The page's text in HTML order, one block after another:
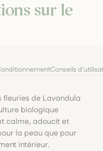
sur le
Conseils
de Lavandula
biologique
calme, adoucit et
la peau que pour
intérieur.